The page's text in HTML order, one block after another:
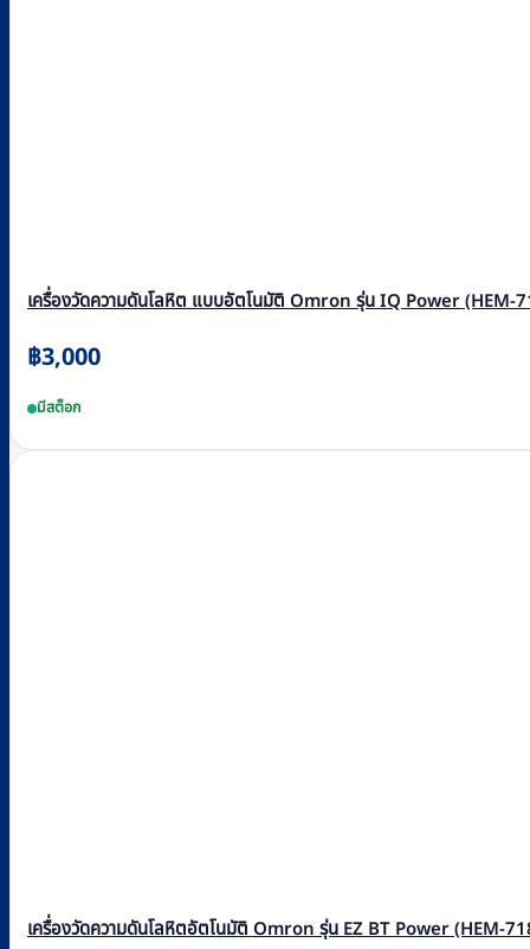
เครื่องวัดความดันโลหิต แบบอัตโนมัติ Omron รุ่น IQ Power (HEM-
฿3,000
มีสต็อก
เครื่องวัดความดันโลหิตอัตโนมัติ Omron รุ่น EZ BT Power (HEM-